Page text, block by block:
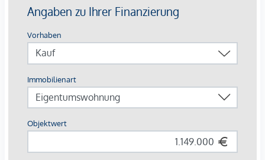
Kaufpreise der Vorsorgewohnungen
von EUR 260.000, - bis EUR 1.395.000, - netto zzgl. 20%
Fertigstellung:Das Projekt befindet sich in laufender
Sanierung der Allgemeinflächen, die bis Ende 2027
fertiggestellt werden. Vermietete Einheiten werden inklusive
bestehender Mietverhältnisse übernommen. Leerstehende